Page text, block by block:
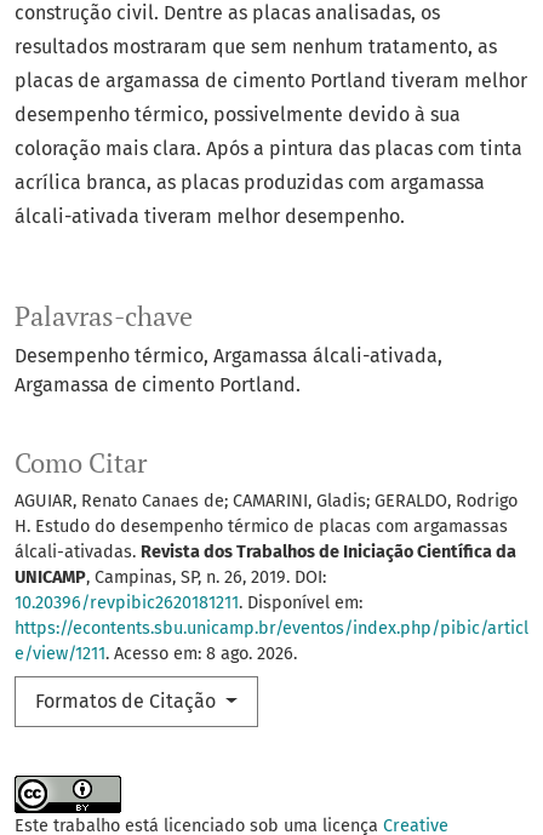
Palavras-chave
Desempenho térmico Argamassa álcali-ativada
Argamassa de cimento Portland.
Como Citar
AGUIAR, Renato Canaes de; CAMARINI, Gladis; GERALDO, Rodrigo
H. Estudo do desempenho térmico de placas com argamassas
álcali-ativadas. Revista dos Trabalhos de Iniciação Científica da
UNICAMP, Campinas, SP, n. 26, 2019. DOI:
10.20396/revpibic2620181211. Disponível em:
https://econtents.sbu.unicamp.br/eventos/index.php/pibic/articl
e/view/1211. Acesso em: 8 ago. 2026.
Formatos de Citação
construção civil. Dentre as placas analisadas, os
resultados mostraram que sem nenhum tratamento, as
placas de argamassa de cimento Portland tiveram melhor
desempenho térmico, possivelmente devido à sua
coloração mais clara. Após a pintura das placas com tinta
acrílica branca, as placas produzidas com argamassa
álcali-ativada tiveram melhor desempenho.
Este trabalho está licenciado sob uma licença Creative